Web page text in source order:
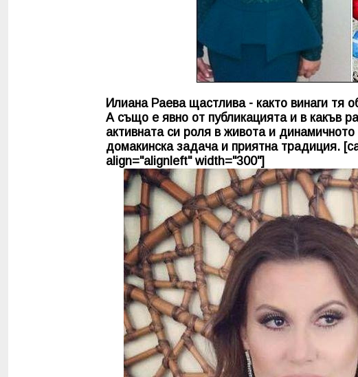
Илиана Раева щастлива - както винаги тя
А също е явно от публикацията и в какъв
активната си роля в живота и
домакинска задача и приятна традиция.
align="alignleft" width="300"]